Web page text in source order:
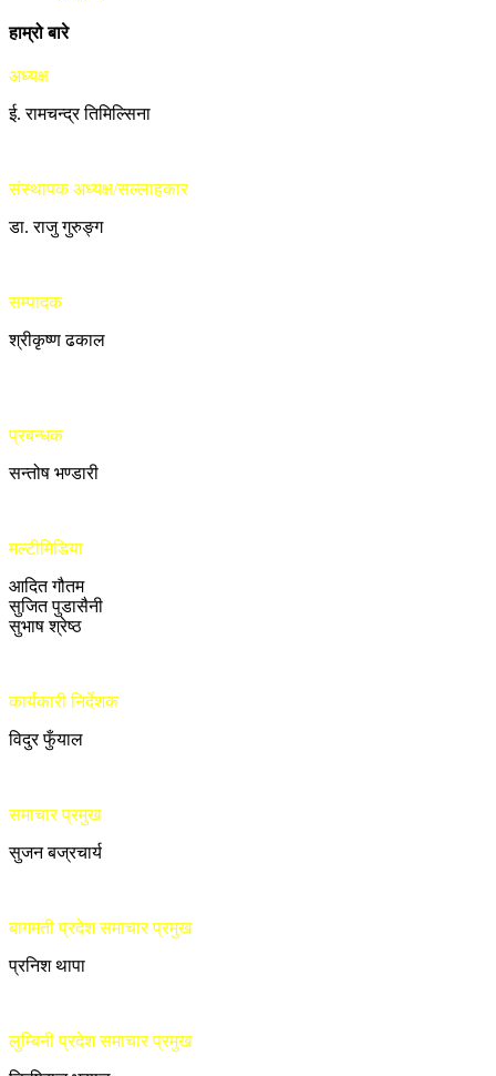
हाम्रो बारे
अध्यक्ष
ई. रामचन्द्र तिमिल्सिना
संस्थापक अध्यक्ष/सल्लाहकार
डा. राजु गुरुङ्ग
सम्पादक
श्रीकृष्ण ढकाल
प्रबन्धक
सन्तोष भण्डारी
मल्टीमिडिया
आदित गौतम
सुजित पुडासैनी
सुभाष श्रेष्ठ
कार्यकारी निर्देशक
विदुर फुँयाल
समाचार प्रमुख
सुजन बज्रचार्य
बागमती प्रदेश समाचार प्रमुख
प्रनिश थापा
लुम्बिनी प्रदेश समाचार प्रमुख